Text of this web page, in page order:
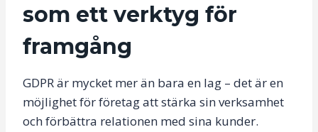
som ett verktyg för
framgång
GDPR är mycket mer än bara en lag – det är en
möjlighet för företag att stärka sin verksamhet
och förbättra relationen med sina kunder.